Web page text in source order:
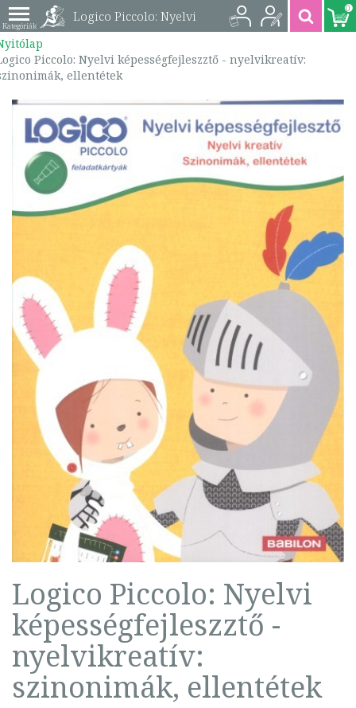
Logico Piccolo: Nyelvi
nyelvikreatív:
ellentétek |
9789632943497
0
Piccolo: Nyelvi képességfejleszztő - nyelvikreatív:
ellentétek
Logico Piccolo: Nyelvi
képességfejleszztő -
nyelvikreatív:
szinonimák, ellentétek